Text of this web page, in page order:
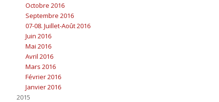
Octobre 2016
Septembre 2016
07-08. Juillet-Août 2016
Juin 2016
Mai 2016
Avril 2016
Mars 2016
Février 2016
Janvier 2016
2015